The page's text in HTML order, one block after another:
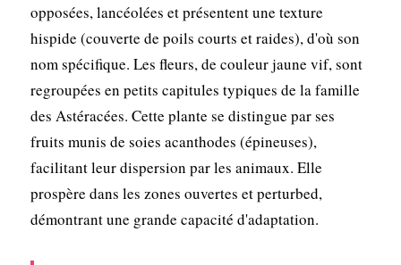
opposées, lancéolées et présentent une texture
hispide (couverte de poils courts et raides), d'où son
nom spécifique. Les fleurs, de couleur jaune vif, sont
regroupées en petits capitules typiques de la famille
des Astéracées. Cette plante se distingue par ses
fruits munis de soies acanthodes (épineuses),
facilitant leur dispersion par les animaux. Elle
prospère dans les zones ouvertes et perturbed,
démontrant une grande capacité d'adaptation.